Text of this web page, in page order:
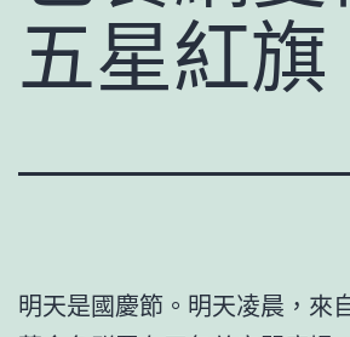
五星紅旗
明天是國慶節。明天凌晨，來